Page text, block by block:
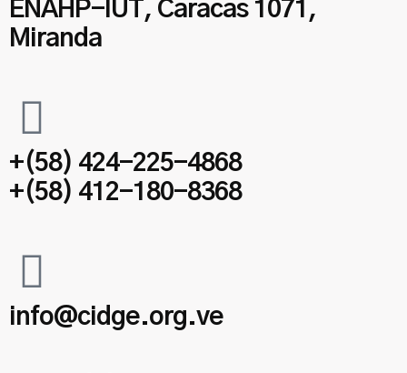
ENAHP-IUT, Caracas 1071,
Miranda
+(58) 424-225-4868
+(58) 412-180-8368
info@cidge.org.ve